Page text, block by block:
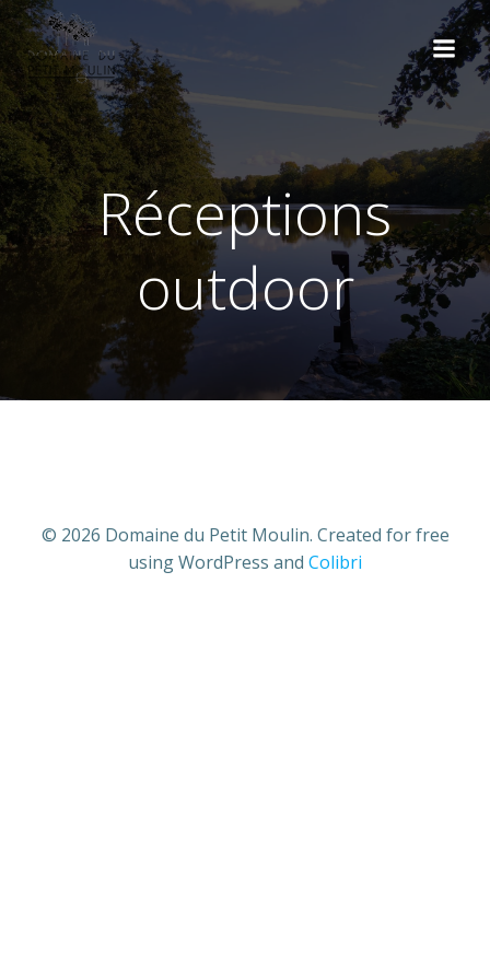
Aller
Réceptions
outdoor
© 2026 Domaine du Petit Moulin. Created for free
using WordPress and Colibri